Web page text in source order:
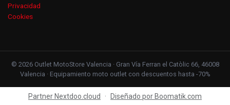
Privacidad
Cookies
© 2026 Outlet MotoStore Valencia · Gran Vía Ferran el Catòlic 66, 46008
Valencia · Equipamiento moto outlet con descuentos hasta -70%
Partner Nextdoo.cloud · Diseñado por Boomatik.com